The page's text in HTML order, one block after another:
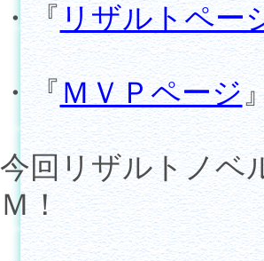
・『リザルトペー
・『ＭＶＰページ
今回リザルトノベ
Ｍ！